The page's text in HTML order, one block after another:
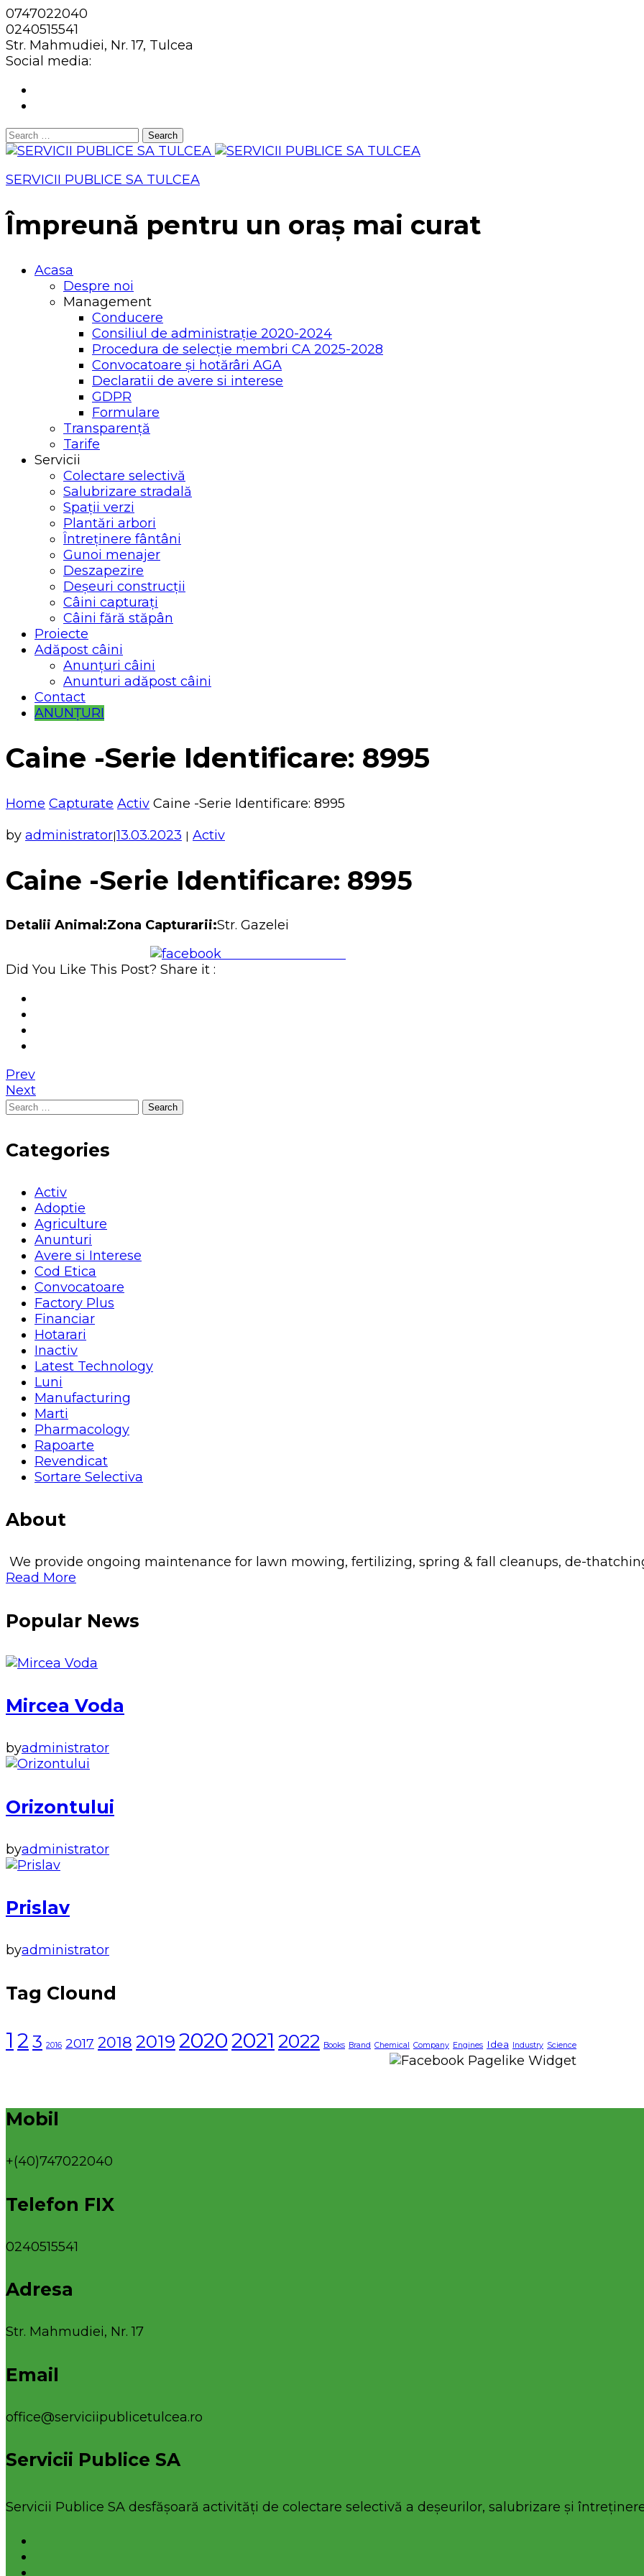
0747022040
0240515541
Str. Mahmudiei, Nr. 17, Tulcea
Social media:
Search
for:
SERVICII PUBLICE SA TULCEA
Împreună pentru un oraș mai curat
Acasa
Despre noi
Management
Conducere
Consiliul de administrație 2020-2024
Procedura de selecție membri CA 2025-2028
Convocatoare și hotărâri AGA
Declaratii de avere si interese
GDPR
Formulare
Transparență
Tarife
Servicii
Colectare selectivă
Salubrizare stradală
Spații verzi
Plantări arbori
Întreținere fântâni
Gunoi menajer
Deszapezire
Deșeuri construcții
Câini capturați
Câini fără stăpân
Proiecte
Adăpost câini
Anunțuri câini
Anunturi adăpost câini
Contact
ANUNȚURI
Caine -Serie Identificare: 8995
Home Capturate Activ Caine -Serie Identificare: 8995
by administrator|13.03.2023 | Activ
Caine -Serie Identificare: 8995
Detalii Animal:Zona Capturarii:Str. Gazelei
Did You Like This Post? Share it :
Prev
Next
Search
Categories
Activ
Adoptie
Agriculture
Anunturi
Avere si Interese
Cod Etica
Convocatoare
Factory Plus
Financiar
Hotarari
Inactiv
Latest Technology
Luni
Manufacturing
Marti
Pharmacology
Rapoarte
Revendicat
Sortare Selectiva
About
We provide ongoing maintenance for lawn mowing, fertilizing, spring & fall cleanups, de-
Read More
Popular News
Mircea Voda
byadministrator
Orizontului
byadministrator
Prislav
byadministrator
Tag Clound
1 2 3 2016 2017 2018 2019 20202021 2022 Books Brand Chemical Company Engines Idea Industry Science
Mobil
+(40)747022040
Telefon FIX
0240515541
Adresa
Str. Mahmudiei, Nr. 17
Email
office@serviciipublicetulcea.ro
Servicii Publice SA
Servicii Publice SA desfășoară activități de colectare selectivă a deșeurilor, salubrizare și